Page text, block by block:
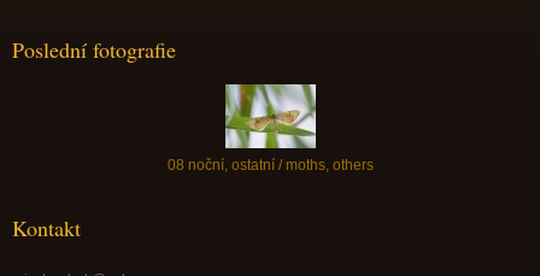
Poslední fotografie
08 noční, ostatní / moths, others
Kontakt